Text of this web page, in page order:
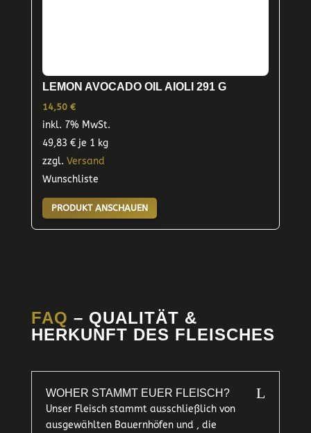
LEMON AVOCADO OIL AIOLI 291 G
14,50 €
inkl. 7% MwSt.
49,83 €je 1 kg
zzgl. Versand
Wunschliste
PRODUKT ANSCHAUEN
FAQ – QUALITÄT &
HERKUNFT DES FLEISCHES
WOHER STAMMT EUER FLEISCH? L
Unser Fleisch stammt ausschließlich von
ausgewählten Bauernhöfen und , die